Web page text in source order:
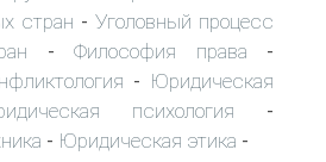
стран - Уголовный процесс
-Философия права -
- Юридическая
психология -
- Юридическая этика -